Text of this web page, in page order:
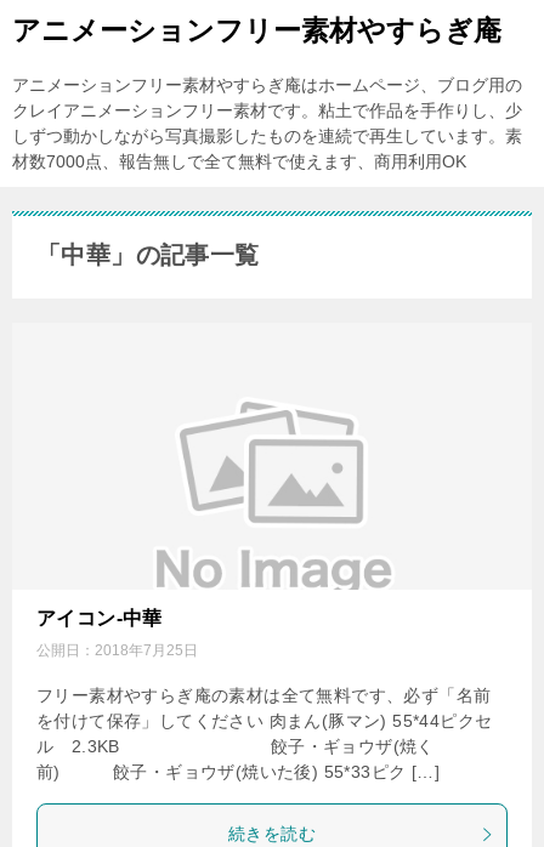
アニメーションフリー素材やすらぎ庵
アニメーションフリー素材やすらぎ庵はホームページ、ブログ用の
クレイアニメーションフリー素材です。粘土で作品を手作りし、少
しずつ動かしながら写真撮影したものを連続で再生しています。素
材数7000点、報告無しで全て無料で使えます、商用利用OK
「中華」の記事一覧
アイコン-中華
公開日： 2018年7月25日
フリー素材やすらぎ庵の素材は全て無料です、必ず「名前
を付けて保存」してください 肉まん(豚マン) 55*44ピクセ
ル 2.3KB 餃子・ギョウザ(焼く
前) 餃子・ギョウザ(焼いた後) 55*33ピク […]
続きを読む